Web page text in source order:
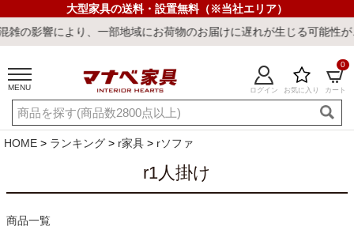
大型家具の送料・設置無料（※当社エリア）
響により、一部地域にお荷物のお届けに遅れが生じる可能性がござ
MENU ログイン お気に入り カート
0
ご利用ガイド 新規会員登録
店舗一覧 閲覧履歴
キーワード・商品番号で探す
HOME ランキング r家具 rソファ
r1人掛け
商品一覧